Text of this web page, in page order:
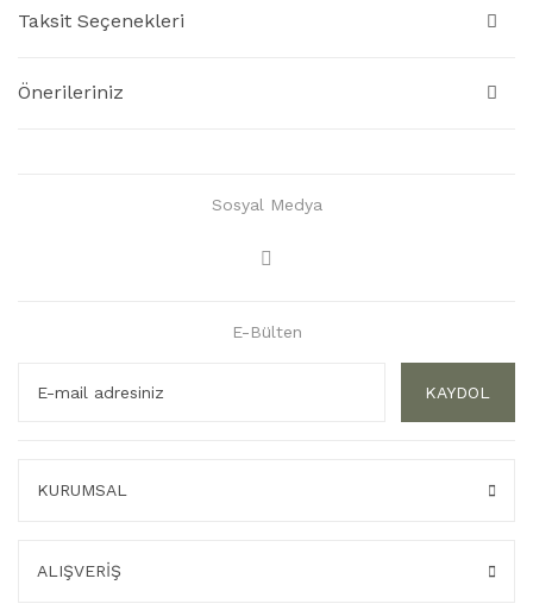
Taksit Seçenekleri
Önerileriniz
Sosyal Medya
E-Bülten
KAYDOL
KURUMSAL
ALIŞVERİŞ